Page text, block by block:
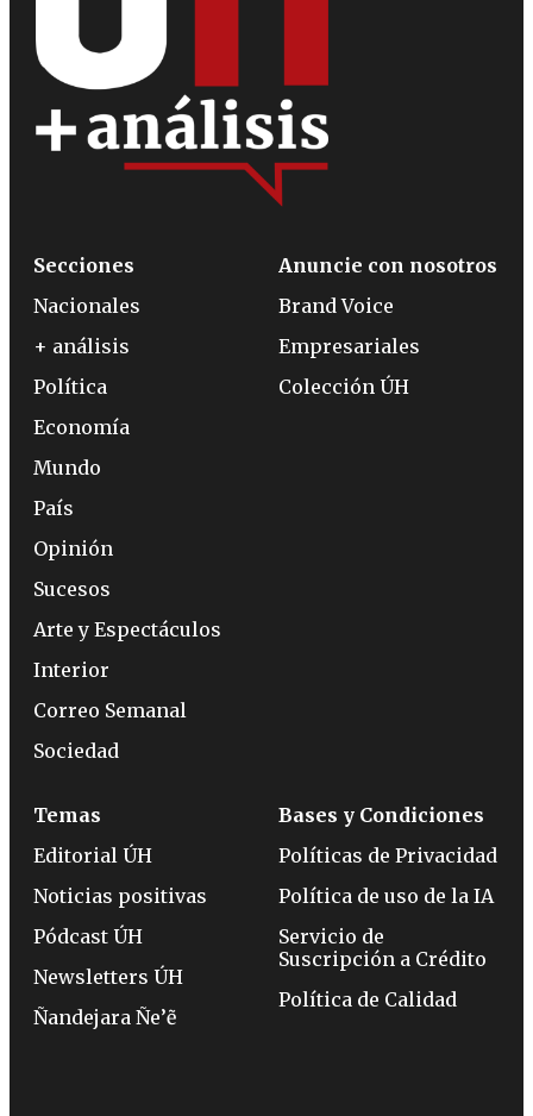
Secciones
Nacionales
+ análisis
Política
Economía
Mundo
País
Opinión
Sucesos
Arte y Espectáculos
Interior
Correo Semanal
Sociedad
Anuncie con nosotros
Brand Voice
Empresariales
Colección ÚH
Temas
Editorial ÚH
Noticias positivas
Pódcast ÚH
Newsletters ÚH
Ñandejara Ñe’ẽ
Bases y Condiciones
Políticas de Privacidad
Política de uso de la IA
Servicio de
Suscripción a Crédito
Política de Calidad